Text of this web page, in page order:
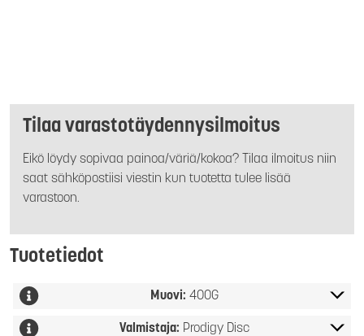
Tilaa varastotäydennysilmoitus
Eikö löydy sopivaa painoa/väriä/kokoa? Tilaa ilmoitus niin
saat sähköpostiisi viestin kun tuotetta tulee lisää
varastoon.
Tuotetiedot
Muovi: 400G
Valmistaja: Prodigy Disc